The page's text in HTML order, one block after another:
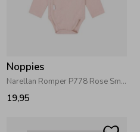
Noppies
Narellan Romper P778 Rose Smoke
19,95